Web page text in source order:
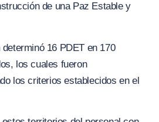
de una Paz Estable y
16 PDET en 170
los cuales fueron
los criterios establecidos en el